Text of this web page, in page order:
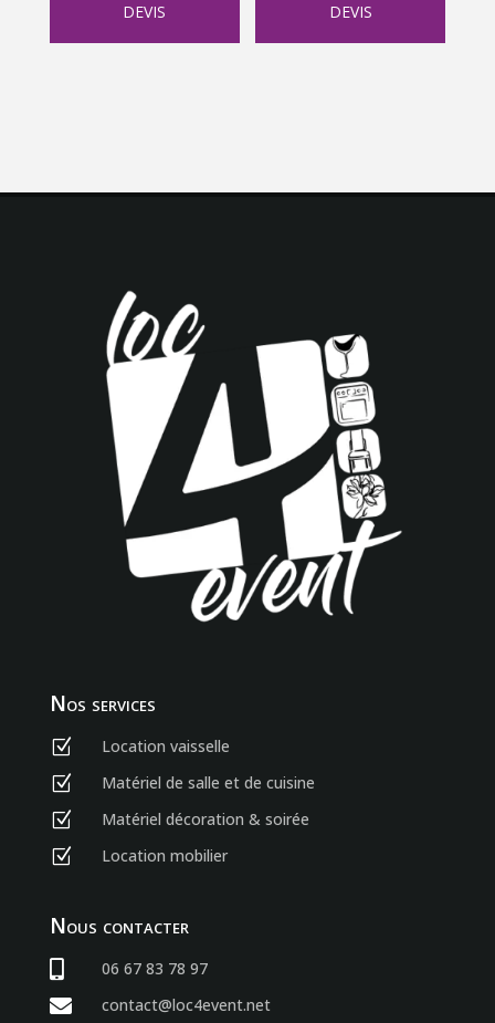
DEVIS
DEVIS
Nos services
Z Location vaisselle
Z Matériel de salle et de cuisine
Z Matériel décoration & soirée
Z Location mobilier
Nous contacter
 06 67 83 78 97
 contact@loc4event.net